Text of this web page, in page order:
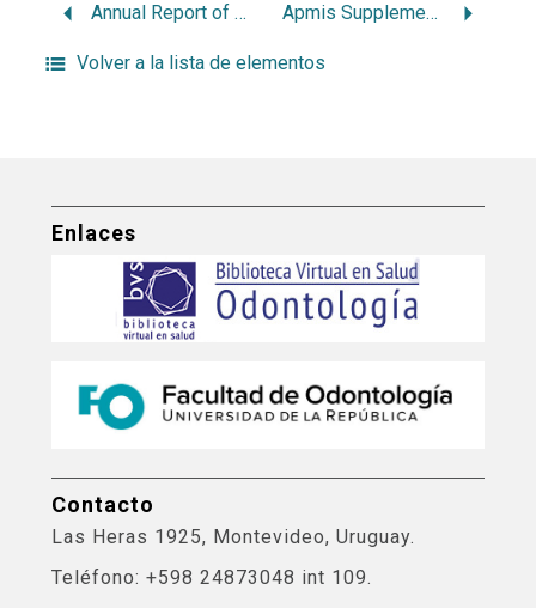
Annual Report of Nagasaki University School of Dentistry. Apmis Supplementum
Volver a la lista de elementos
Enlaces
Contacto
Las Heras 1925, Montevideo, Uruguay.
Teléfono: +598 24873048 int 109.